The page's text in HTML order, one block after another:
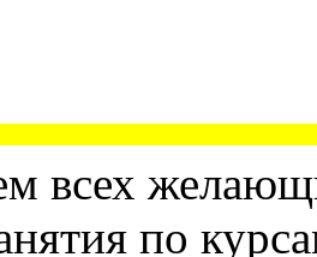
всех
по